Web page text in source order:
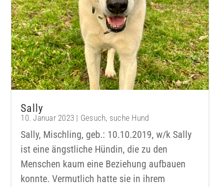
Sally
10. Januar 2023 | Gesuch, suche Hund
Sally, Mischling, geb.: 10.10.2019, w/k Sally
ist eine ängstliche Hündin, die zu den
Menschen kaum eine Beziehung aufbauen
konnte. Vermutlich hatte sie in ihrem